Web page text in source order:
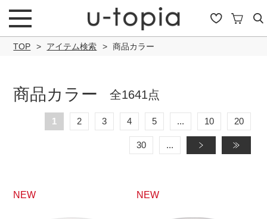
こだわり条件で絞り込み
TOP アイテム検索 商品カラー
商品カラー 全1641点
1 2 3 4 5 ... 10 20
30 ... »
NEW NEW